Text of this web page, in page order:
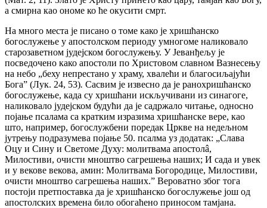
а смирна као ономе ко ће окусити смрт.
На много места је писано о томе како је хришћанско
богослужење у апостолском периоду умногоме наликовало
старозаветном јудејском богослужењу. У Јеванђељу је
посведочено како апостоли по Христовом славном Вазнесењу
на небо „беху непрестано у храму, хвалећи и благосиљајући
Богаˮ (Лук. 24, 53). Сасвим је извесно да је ранохришћанско
богослужење, када су хришћани искључивани из синагоге,
наликовало јудејском будући да је садржало читање, односно
појање псалама са кратким изразима хришћанске вере, као
што, например, богослужбени поредак Цркве на недељном
јутрењу подразумева појање 50. псалма уз додатак: „Слава
Оцу и Сину и Светоме Духу: молитвама апостолâ,
Милостиви, очисти мноштво сагрешења наших; И сада и увек
и у векове векова, амин: Молитвама Богородице, Милостиви,
очисти мноштво сагрешења наших.ˮ Вероватно због тога
постоји претпоставка да је хришћанско богослужење још од
апостолских времена било обогаћено приносом тамјана.